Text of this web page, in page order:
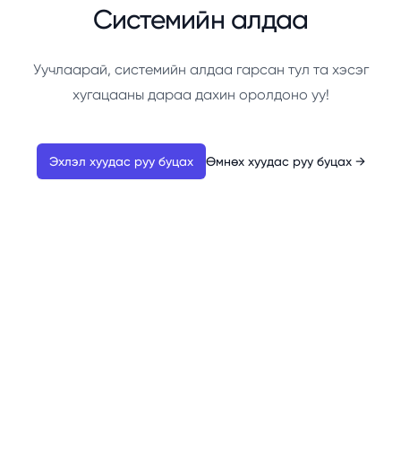
Системийн алдаа
Уучлаарай, системийн алдаа гарсан тул та хэсэг
хугацааны дараа дахин оролдоно уу!
Эхлэл хуудас руу буцах Өмнөх хуудас руу буцах →